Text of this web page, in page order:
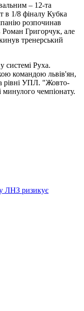
– 12-та
в 1/8 фіналу Кубка
розпочинав
Григорчук, але
тренерський
системі Руха.
командою львів'ян,
рівні УПЛ. "Жовто-
минулого чемпіонату.
ЛНЗ ризикує